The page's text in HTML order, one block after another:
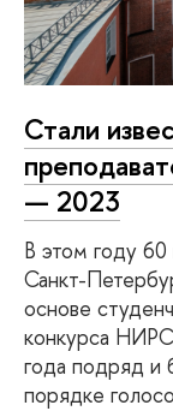
Стали
— 2023
В этом году
Санкт-
основе
конкурса
года подряд и
порядке